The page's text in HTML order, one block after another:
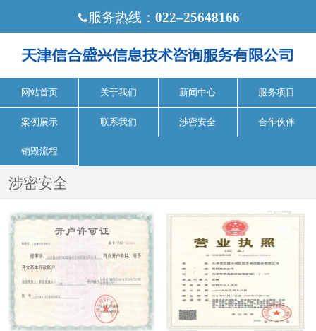
服务热线： 022‒25648166
网站首页 关于我们 新闻中心 服务项目
案例展示 联系我们 涉密安全 合作伙伴
销毁流程
涉密安全